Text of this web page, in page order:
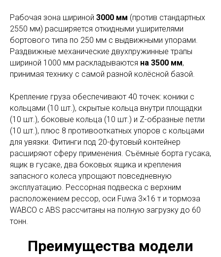
Рабочая зона шириной 3000 мм (против стандартных
2550 мм) расширяется откидными уширителями
бортового типа по 250 мм с выдвижными упорами.
Раздвижные механические двухпружинные трапы
шириной 1000 мм раскладываются на 3500 мм,
принимая технику с самой разной колёсной базой.
Крепление груза обеспечивают 40 точек: коники с
кольцами (10 шт.), скрытые кольца внутри площадки
(10 шт.), боковые кольца (10 шт.) и Z-образные петли
(10 шт.), плюс 8 противооткатных упоров с кольцами
для увязки. Фитинги под 20-футовый контейнер
расширяют сферу применения. Съёмные борта гусака,
ящик в гусаке, два боковых ящика и крепления
запасного колеса упрощают повседневную
эксплуатацию. Рессорная подвеска с верхним
расположением рессор, оси Fuwa 3×16 т и тормоза
WABCO с ABS рассчитаны на полную загрузку до 60
тонн.
Преимущества модели